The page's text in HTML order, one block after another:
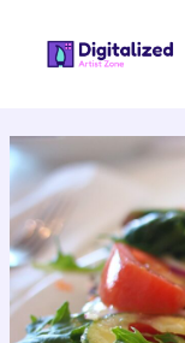
content
navigation